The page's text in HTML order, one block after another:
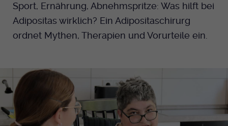
Sport, Ernährung, Abnehmspritze: Was hilft bei
Adipositas wirklich? Ein Adipositaschirurg
ordnet Mythen, Therapien und Vorurteile ein.